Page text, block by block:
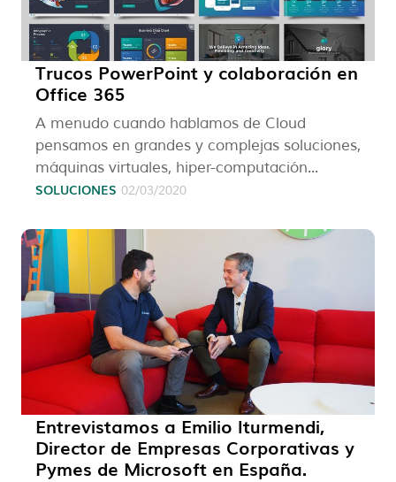
Trucos PowerPoint y colaboración en
Office 365
A menudo cuando hablamos de Cloud
pensamos en grandes y complejas soluciones,
máquinas virtuales, hiper-computación...
SOLUCIONES 02/03/2020
Entrevistamos a Emilio Iturmendi,
Director de Empresas Corporativas y
Pymes de Microsoft en España.